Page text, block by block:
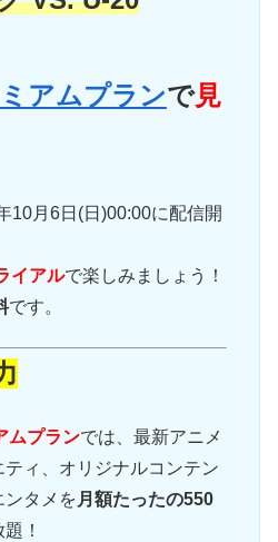
アムプランで見
10月6日(日)00:00に配信開
イアルで楽しみましょう！
です。
ムプランでは、最新アニメ
ィ、オリジナルコンテン
ンタメを月額たったの550
！